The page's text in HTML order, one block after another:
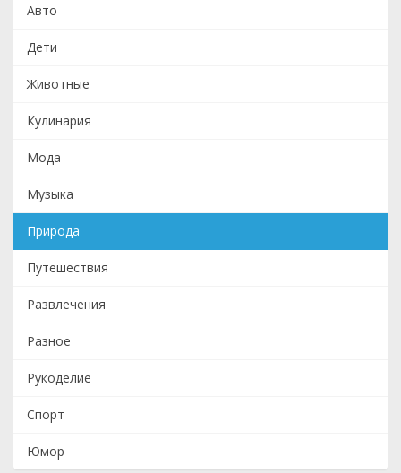
Авто
Дети
Животные
Кулинария
Мода
Музыка
Природа
Путешествия
Развлечения
Разное
Рукоделие
Спорт
Юмор